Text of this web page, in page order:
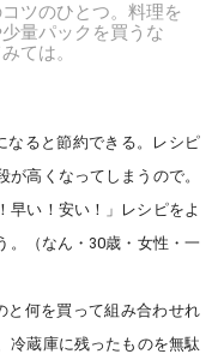
ツのひとつ。料理を
量パックを買うな
ては。
なると節約できる。レシピ
高くなってしまうので。
早い！安い！」レシピをよ
。（なん・30歳・女性・一
と何を買って組み合わせれ
冷蔵庫に残ったものを無駄